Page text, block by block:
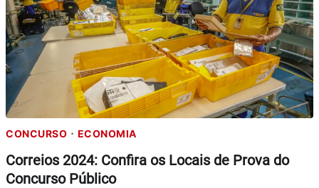
CONCURSO ECONOMIA
Correios 2024: Confira os Locais de Prova do
Concurso Público